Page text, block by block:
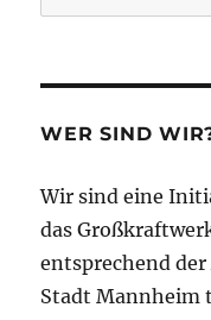
nach:
WER SIND
Wir sind eine
das
entsprechend der
Stadt Mannheim